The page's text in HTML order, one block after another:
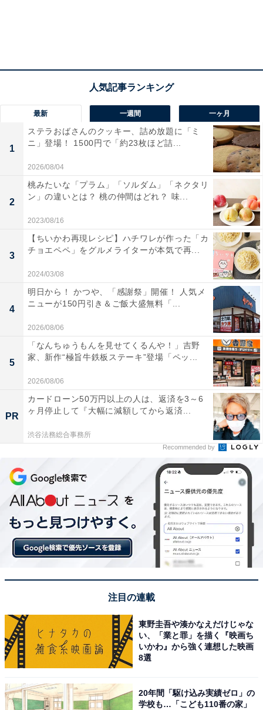
※画像はイメージです
※軽減税率対象商品につき、税込価格は消費税8％にて
※店舗によって取り扱いのない場合があります
【カルディ】冷凍室に常備したい！ 香港の人気
グルメ「叉焼メロンパン」を実食レビュー
最新 一週間 一ヶ月
1
ステラおばさんのクッキー、詰め放題に「ミ
ニ」登場！ 1500円で「約23枚ほど詰...
2026/08/04
2
桃みたいな「プラム」「ソルダム」「ネクタリ
ン」の違いとは？ 桃の仲間はどれ？ 味...
2023/08/16
3
【ちいかわ再現レシピ】ハチワレが作った「カ
チョエペペ」をグルメライターが本気で再...
2024/03/08
4
明日から！ かつや、「感謝祭」開催！ 人気メ
ニューが150円引き＆ご飯大盛無料「...
2026/08/06
5
「なんちゅうもんを見せてくるんや！」吉野
家、新作“極旨牛鉄板ステーキ”登場「ペッ...
2026/08/06
PR
カードローン50万円以上の人は、返済を3～6
ヶ月停止して『大幅に減額してから返済...
渋谷法務総合事務所
Recommended by
注目の連載
東野圭吾や湊かなえだけじゃな
い、「業と罪」を描く『映画ち
いかわ』から強く連想した映画
8選
20年間「駆け込み実績ゼロ」の
学校も…「こども110番の家」